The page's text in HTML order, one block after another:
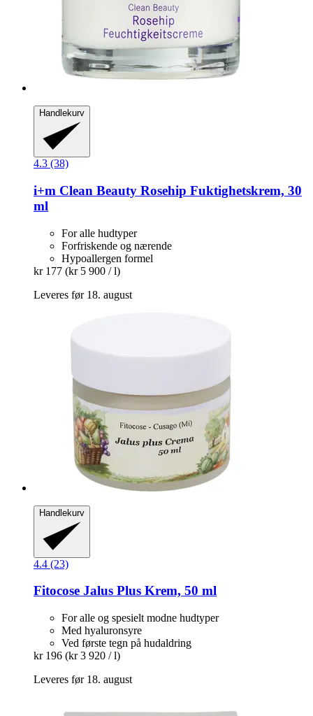
Handlekurv
4.3 (38)
i+m Clean Beauty Rosehip Fuktighetskrem, 30
ml
For alle hudtyper
Forfriskende og nærende
Hypoallergen formel
kr 177 (kr 5 900 / l)
Leveres før 18. august
Handlekurv
4.4 (23)
Fitocose Jalus Plus Krem, 50 ml
For alle og spesielt modne hudtyper
Med hyaluronsyre
Ved første tegn på hudaldring
kr 196 (kr 3 920 / l)
Leveres før 18. august